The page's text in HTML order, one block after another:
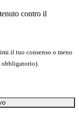
contro il
il tuo consenso o meno